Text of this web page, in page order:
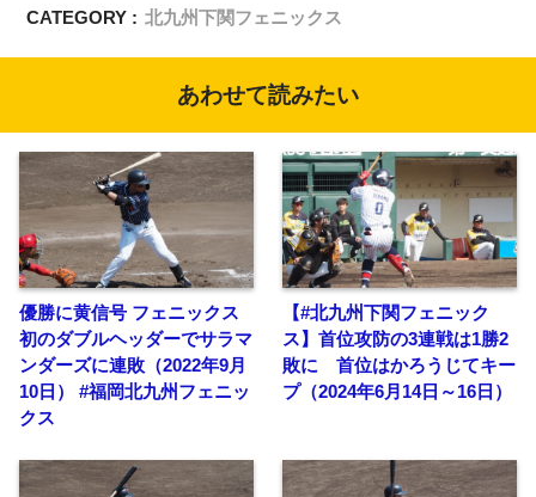
CATEGORY : 北九州下関フェニックス
あわせて読みたい
優勝に黄信号 フェニックス
初のダブルヘッダーでサラマ
ンダーズに連敗（2022年9月
10日） #福岡北九州フェニッ
クス
【#北九州下関フェニック
ス】首位攻防の3連戦は1勝2
敗に 首位はかろうじてキー
プ（2024年6月14日～16日）